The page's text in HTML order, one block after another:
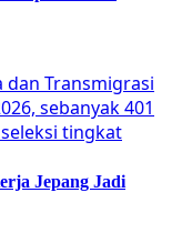
Jepang Jadi